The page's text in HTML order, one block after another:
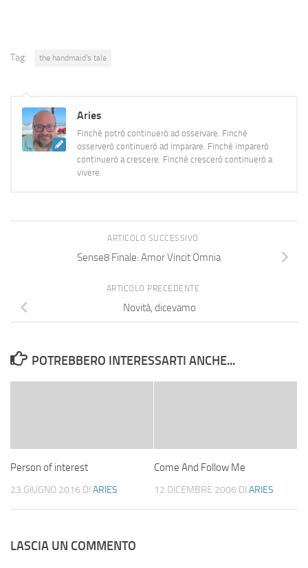
Tag: the handmaid's tale
Aries
Finché potrò continuerò ad osservare. Finché
osserverò continuerò ad imparare. Finché imparerò
continuerò a crescere. Finché crescerò continuerò a
vivere.
ARTICOLO SUCCESSIVO
Sense8 Finale: Amor Vincit Omnia
ARTICOLO PRECEDENTE
Novità, dicevamo
POTREBBERO INTERESSARTI ANCHE...
Person of interest
23 GIUGNO 2016 DI ARIES
Come And Follow Me
12 DICEMBRE 2006 DI ARIES
LASCIA UN COMMENTO